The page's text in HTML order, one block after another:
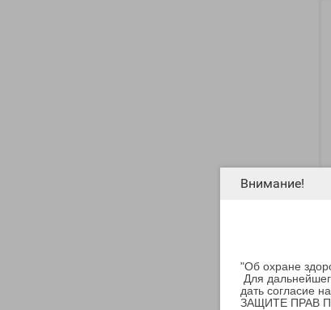
Внимание!
"Об охране
Для
дать согласие
ЗАЩИТЕ ПРАВ